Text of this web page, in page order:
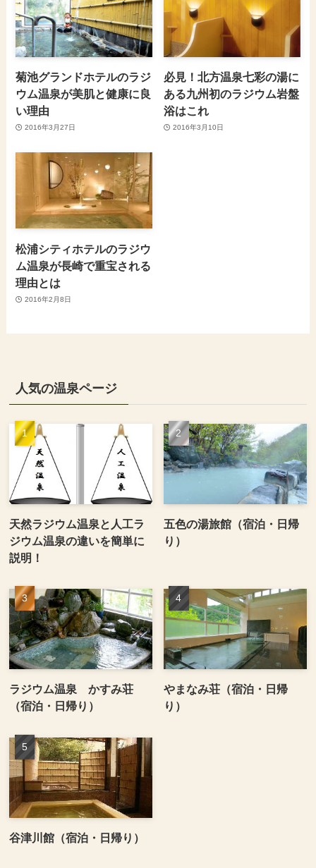
菊池グランドホテルのラジ
ウム温泉が美肌と健康に良
い理由
2016年3月27日
必見！北方温泉七彩の湯に
ある九州初のラジウム岩盤
浴はこれ
2016年3月10日
松浦シティホテルのラジウ
ム温泉が長崎で重宝される
理由とは
2016年2月8日
人気の温泉ページ
天然ラジウム温泉と人工ラ
ジウム温泉の違いを簡単に
説明！
五色の湯旅館（宿泊・日帰
り）
ラジウム温泉 かすみ荘
（宿泊・日帰り）
やまなみ荘（宿泊・日帰
り）
谷津川館（宿泊・日帰り）